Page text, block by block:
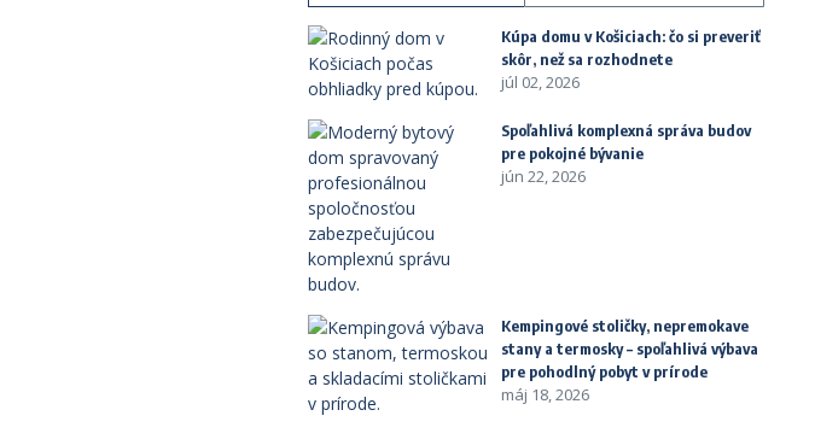
Kúpa domu v Košiciach: čo si preveriť
skôr, než sa rozhodnete
júl 02, 2026
Spoľahlivá komplexná správa budov
pre pokojné bývanie
jún 22, 2026
Kempingové stoličky, nepremokave
stany a termosky – spoľahlivá výbava
pre pohodlný pobyt v prírode
máj 18, 2026